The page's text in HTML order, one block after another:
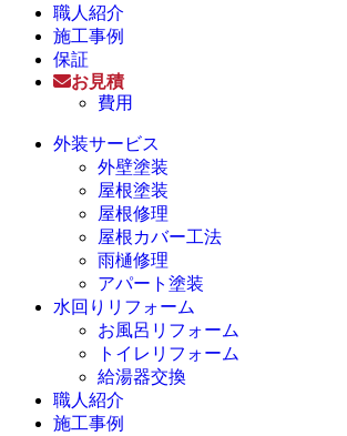
職人紹介
施工事例
保証
お見積
費用
外装サービス
外壁塗装
屋根塗装
屋根修理
屋根カバー工法
雨樋修理
アパート塗装
水回りリフォーム
お風呂リフォーム
トイレリフォーム
給湯器交換
職人紹介
施工事例